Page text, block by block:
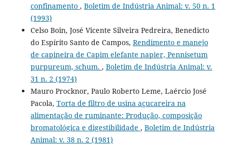
confinamento , Boletim de Indústria Animal: v. 50 n. 1
(1993)
Celso Boin, José Vicente Silveira Pedreira, Benedicto
do Espírito Santo de Campos, Rendimento e manejo
de capineira de Capim elefante napier, Pennisetum
purpureum, schum. , Boletim de Indústria Animal: v.
31 n. 2 (1974)
Mauro Procknor, Paulo Roberto Leme, Laércio José
Pacola, Torta de filtro de usina açucareira na
alimentação de ruminante: Produção, composição
bromatológica e digestibilidade , Boletim de Indústria
Animal: v. 38 n. 2 (1981)